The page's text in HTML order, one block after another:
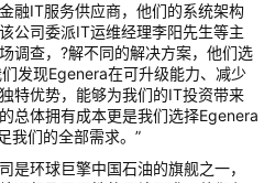
融IT服务供应商，他们的系统架构
公司委派IT运维经理李阳先生等主
调查，?解不同的解决方案，他们选
发现Egenera在可升级能力、减少
特优势，能够为我们的IT投资带来
总体拥有成本更是我们选择Egenera
我们的全部需求。”
是环球巨擎中国石油的旗舰之一，